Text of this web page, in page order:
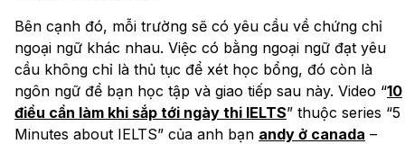
Bên cạnh đó, mỗi trường sẽ có yêu cầu về chứng chỉ
ngoại ngữ khác nhau. Việc có bằng ngoại ngữ đạt yêu
cầu không chỉ là thủ tục để xét học bổng, đó còn là
ngôn ngữ để bạn học tập và giao tiếp sau này. Video “10
điều cần làm khi sắp tới ngày thi IELTS” thuộc series “5
Minutes about IELTS” của anh bạn andy ở canada –